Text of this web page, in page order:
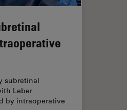
subretinal
Leber
by intraoperative